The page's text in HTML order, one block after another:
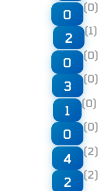
0 (0)
2 (1)
0 (0)
3 (0)
1 (0)
0 (0)
4 (2)
2 (2)